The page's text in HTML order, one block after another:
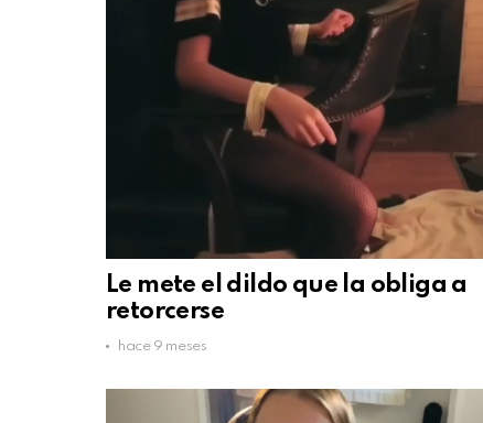
Le mete el dildo que la obliga a
retorcerse
hace 9 meses